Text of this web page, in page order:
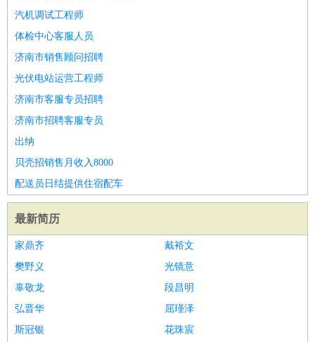
汽机调试工程师
体检中心客服人员
济南市销售顾问招聘
光伏电站运营工程师
济南市客服专员招聘
济南市招聘客服专员
出纳
贝壳招销售月收入8000
配送员日结提供住宿配车
最新简历
家鼎齐
戴裕文
樊野义
光镜意
辜敬龙
段昌明
弘晋华
屈瑾泽
斯冠银
花珠宸